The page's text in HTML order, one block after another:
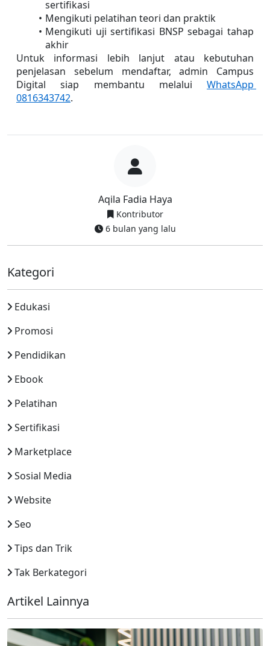
Aqila Fadia Haya
Kontributor
6 bulan yang lalu
sertifikasi
Mengikuti pelatihan teori dan praktik
Mengikuti uji sertifikasi BNSP sebagai tahap
akhir
Untuk informasi lebih lanjut atau kebutuhan
penjelasan sebelum mendaftar, admin Campus
Digital siap membantu melalui WhatsApp
0816343742.
Kategori
Edukasi
Promosi
Pendidikan
Ebook
Pelatihan
Sertifikasi
Marketplace
Sosial Media
Website
Seo
Tips dan Trik
Tak Berkategori
Artikel Lainnya